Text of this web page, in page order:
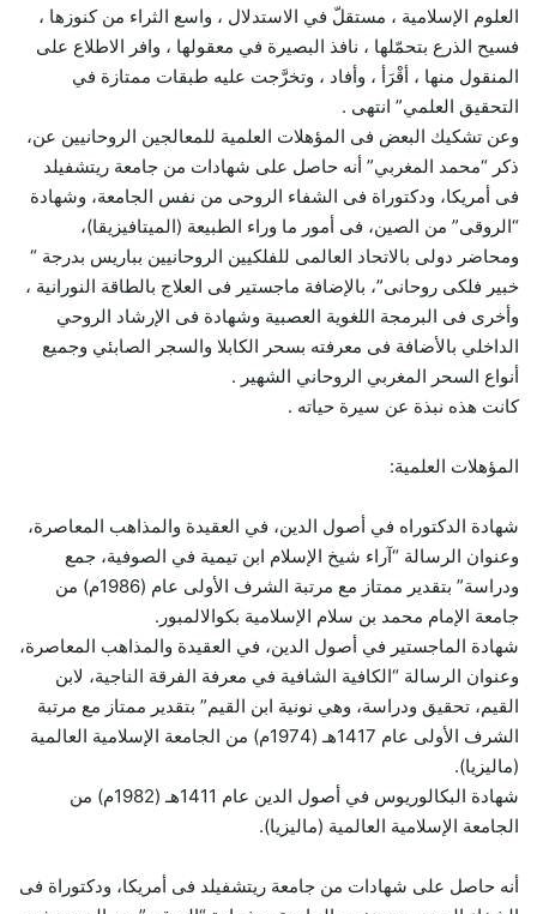
العلوم الإسلامية ، مستقلّ في الاستدلال ، واسع الثراء من كنوزها ،
فسيح الذرع بتحمّلها ، نافذ البصيرة في معقولها ، وافر الاطلاع على
المنقول منها ، أقْرَأ ، وأفاد ، وتخرَّجت عليه طبقات ممتازة في
التحقيق العلمي” انتهى .
وعن تشكيك البعض فى المؤهلات العلمية للمعالجين الروحانيين عن،
ذكر “محمد المغربي” أنه حاصل على شهادات من جامعة ريتشفيلد
فى أمريكا، ودكتوراة فى الشفاء الروحى من نفس الجامعة، وشهادة
“الروقى” من الصين، فى أمور ما وراء الطبيعة (الميتافيزيقا)،
ومحاضر دولى بالاتحاد العالمى للفلكيين الروحانيين بباريس بدرجة “
خبير فلكى روحانى”، بالإضافة ماجستير فى العلاج بالطاقة النورانية ،
وأخرى فى البرمجة اللغوية العصبية وشهادة فى الإرشاد الروحي
الداخلي بالأضافة فى معرفته بسحر الكابلا والسجر الصابئي وجميع
أنواع السحر المغربي الروحاني الشهير .
كانت هذه نبذة عن سيرة حياته .
المؤهلات العلمية:
شهادة الدكتوراه في أصول الدين، في العقيدة والمذاهب المعاصرة،
وعنوان الرسالة “آراء شيخ الإسلام ابن تيمية في الصوفية، جمع
ودراسة” بتقدير ممتاز مع مرتبة الشرف الأولى عام (1986م) من
جامعة الإمام محمد بن سلام الإسلامية بكوالالمبور.
شهادة الماجستير في أصول الدين، في العقيدة والمذاهب المعاصرة،
وعنوان الرسالة “الكافية الشافية في معرفة الفرقة الناجية، لابن
القيم، تحقيق ودراسة، وهي نونية ابن القيم” بتقدير ممتاز مع مرتبة
الشرف الأولى عام 1417هـ (1974م) من الجامعة الإسلامية العالمية
(ماليزيا).
شهادة البكالوريوس في أصول الدين عام 1411هـ (1982م) من
الجامعة الإسلامية العالمية (ماليزيا).
أنه حاصل على شهادات من جامعة ريتشفيلد فى أمريكا، ودكتوراة فى